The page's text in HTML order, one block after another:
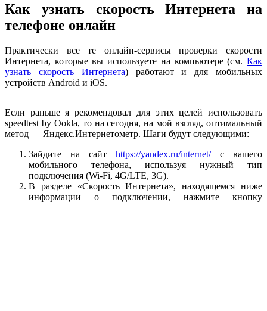
Как узнать скорость Интернета на
телефоне онлайн
Практически все те онлайн-сервисы проверки скорости
Интернета, которые вы используете на компьютере (см. Как
узнать скорость Интернета) работают и для мобильных
устройств Android и iOS.
Если раньше я рекомендовал для этих целей использовать
speedtest by Ookla, то на сегодня, на мой взгляд, оптимальный
метод — Яндекс.Интернетометр. Шаги будут следующими:
Зайдите на сайт https://yandex.ru/internet/с вашего
мобильного телефона, используя нужный тип
подключения (Wi-Fi, 4G/LTE, 3G).
В разделе «Скорость Интернета», находящемся ниже
информации о подключении, нажмите кнопку